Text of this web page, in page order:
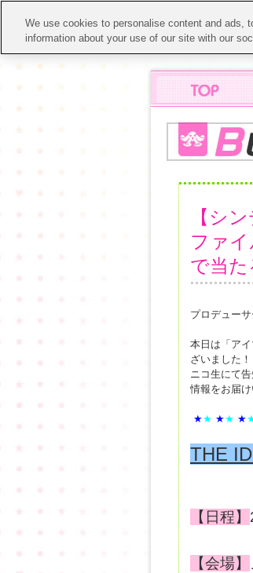
【シ
ファ
で当た
プロデューサ
本日は「ア
ざいました！
ニコ生にて
情報をお届け
★★ ★★ ★
THE
【日程】
【会場】
We use cookies to personalise content and ads,
information about your use of our site with our